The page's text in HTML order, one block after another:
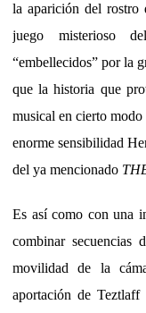
la aparición del rostro
juego misterioso
“embellecidos” por la
que la historia que
musical en cierto
enorme sensibilidad
del ya mencionado
Es así como con una
combinar secuencias
movilidad de la
aportación de